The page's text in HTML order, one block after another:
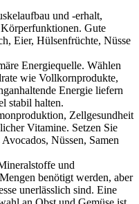
und -erhalt,
Gute
Eier, Hülsenfrüchte, Nüsse
Energiequelle. Wählen
wie Vollkornprodukte,
Energie liefern
stabil halten.
Zellgesundheit
Vitamine. Setzen Sie
Nüssen, Samen
und
benötigt werden, aber
unerlässlich sind. Eine